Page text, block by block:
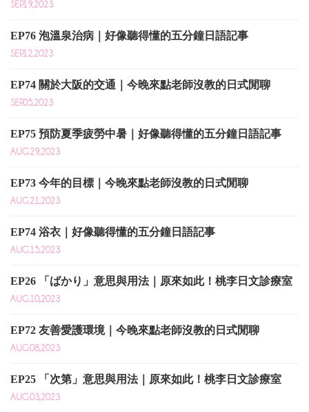
SEP.19,2023
EP76 泡溫泉治病｜好像聽得懂的五分鐘日語記事
SEP.12,2023
EP74 關於大阪的交通｜今晚來點老師沒教的日式閒聊
SEP.05,2023
EP75 預防夏季疲勞中暑｜好像聽得懂的五分鐘日語記事
AUG.29,2023
EP73 今年的目標｜今晚來點老師沒教的日式閒聊
AUG.21,2023
EP74 浴衣｜好像聽得懂的五分鐘日語記事
AUG.15,2023
EP26 「ばかり」意思與用法｜原來如此！桃李日文診療室
AUG.10,2023
EP72 友善愛護環境｜今晚來點老師沒教的日式閒聊
AUG.08,2023
EP25 「次第」意思與用法｜原來如此！桃李日文診療室
AUG.03,2023